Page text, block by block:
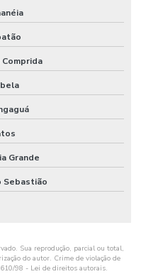
Comprida
Grande
Sebastião
Sua reprodução, parcial ou total,
do autor. Crime de violação de
98 - Lei de direitos autorais.